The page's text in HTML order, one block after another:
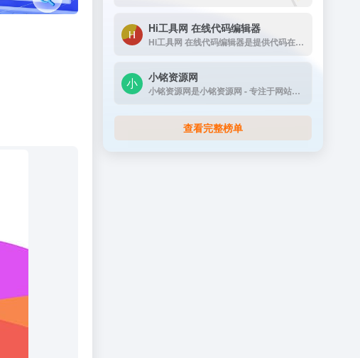
Hi工具网 在线代码编辑器
Hi工具网 在线代码编辑器是提供代码在线运行工具
小铭资源网
小铭资源网是小铭资源网 - 专注于网站源码...
查看完整榜单